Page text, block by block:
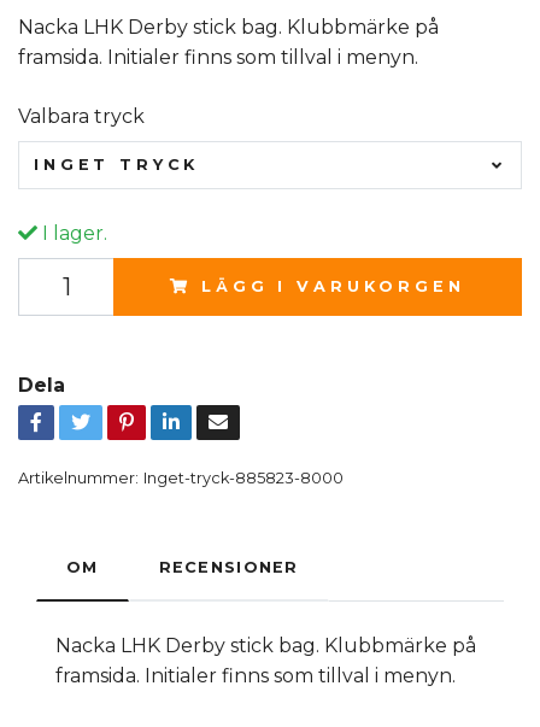
Nacka LHK Derby stick bag. Klubbmärke på
framsida. Initialer finns som tillval i menyn.
Valbara tryck
INGET TRYCK
I lager.
LÄGG I VARUKORGEN
Dela
Artikelnummer: Inget-tryck-885823-8000
OM RECENSIONER
Nacka LHK Derby stick bag. Klubbmärke på
framsida. Initialer finns som tillval i menyn.